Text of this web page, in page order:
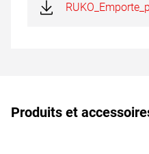
Produits et